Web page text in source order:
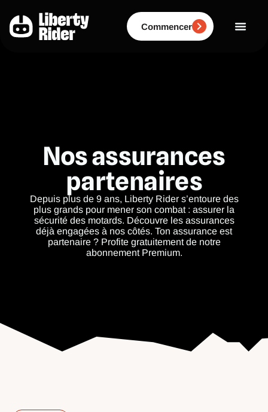
contenu
Commencer
Nos assurances
partenaires
Depuis plus de 9 ans, Liberty Rider s’entoure des
plus grands pour mener son combat : assurer la
sécurité des motards. Découvre les assurances
déjà engagées à nos côtés. Ton assurance est
partenaire ? Profite gratuitement de notre
abonnement Premium.